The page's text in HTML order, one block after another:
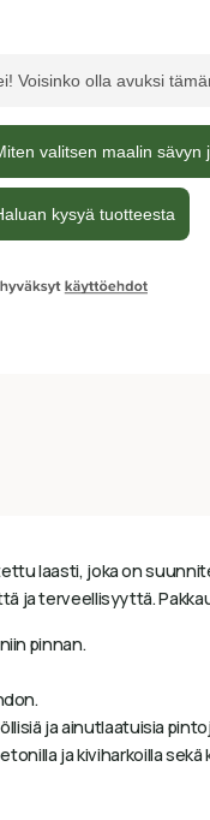
laasti, joka on
ja terveellisyyttä.
pinnan.
ja ainutlaatuisia
ja kiviharkoilla sekä